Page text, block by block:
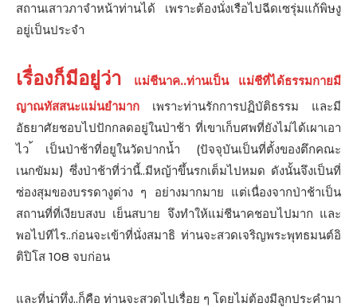
สถานเสาวภาจำหน้าท่านได้ เพราะต้องนั่งเรือไปฉีดเซรุ่มแก้พิษงู
อยู่เป็นประจำ
เรื่องก็มีอยู่ว่า
แม่ชีนาค..ท่านเป็น แม่ชีที่ได้ธรรมกายมี
ญาณทัสสนะแม่นยำมาก เพราะท่านรักการปฏิบัติธรรม และมี
อัธยาศัยชอบไปปักกลดอยู่ในป่าช้า ที่เขาเก็บศพที่ยังไม่ได้เผาเอา
ไว ้เป็นป่าช้าที่อยูในวัดปากน้ำ (ปัจจุบันเป็นที่ตั้งของตึกคณะ
เนกขัมม) ซึ่งป่าช้าที่ว่านี้..มีหญ้าขึ้นรกเต็มไปหมด ดังนั้นจึงเป็นที่
ซ่องสุมของบรรดางูต่าง ๆ อย่างมากมาย แต่เนื่องจากป่าช้าเป็น
สถานที่ที่เงียบสงบ เย็นสบาย จึงทำให้แม่ชีนาคชอบไปมาก และ
พอไปทีไร..ก่อนจะเข้าที่นั่งสมาธิ ท่านจะสวดเจริญพระพุทธมนต์อิ
ติปิโส 108 จบก่อน
และที่น่าทึ่ง..ก็คือ ท่านจะสวดไปเรื่อย ๆ โดยไม่ต้องมีลูกประคำมา